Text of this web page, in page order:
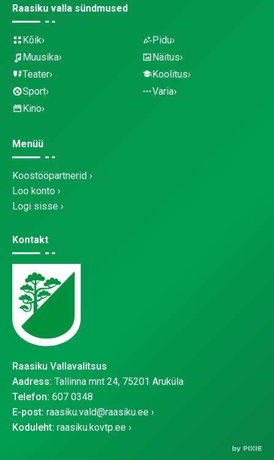
Raasiku valla sündmused
Kõik
Muusika
Teater
Sport
Kino
Pidu
Näitus
Koolitus
Varia
Menüü
Koostööpartnerid
Loo konto
Logi sisse
Kontakt
Raasiku Vallavalitsus
Aadress: Tallinna mnt 24, 75201 Aruküla
Telefon: 607 0348
E-post: raasiku.vald@raasiku.ee
Koduleht: raasiku.kovtp.ee